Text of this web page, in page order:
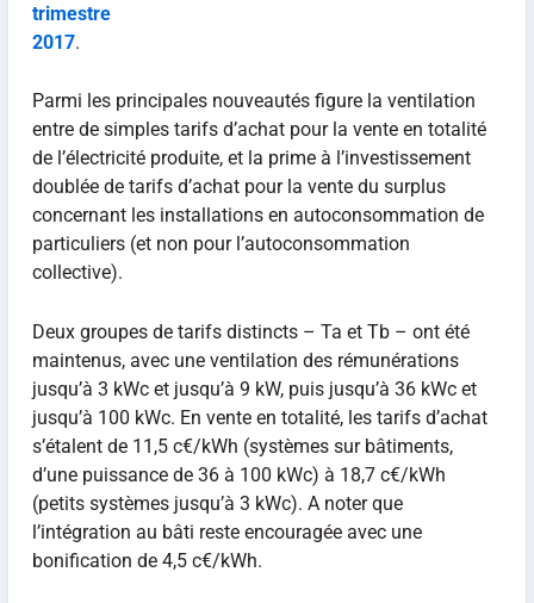
trimestre
2017.
Parmi les principales nouveautés figure la ventilation
entre de simples tarifs d’achat pour la vente en totalité
de l’électricité produite, et la prime à l’investissement
doublée de tarifs d’achat pour la vente du surplus
concernant les installations en autoconsommation de
particuliers (et non pour l’autoconsommation
collective).
Deux groupes de tarifs distincts – Ta et Tb – ont été
maintenus, avec une ventilation des rémunérations
jusqu’à 3 kWc et jusqu’à 9 kW, puis jusqu’à 36 kWc et
jusqu’à 100 kWc. En vente en totalité, les tarifs d’achat
s’étalent de 11,5 c€/kWh (systèmes sur bâtiments,
d’une puissance de 36 à 100 kWc) à 18,7 c€/kWh
(petits systèmes jusqu’à 3 kWc). A noter que
l’intégration au bâti reste encouragée avec une
bonification de 4,5 c€/kWh.